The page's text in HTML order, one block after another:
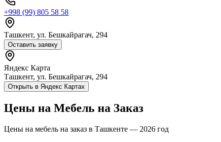
+998 (99) 805 58 58
Ташкент, ул. Бешкайрагач, 294
Оставить заявку
Яндекс Карта
Ташкент, ул. Бешкайрагач, 294
Открыть в Яндекс Картах
Цены на Мебель на Заказ
Цены на мебель на заказ в Ташкенте — 2026 год